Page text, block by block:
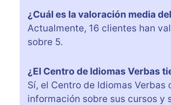
¿Cuál es la valoración media
Actualmente, 16 clientes han
sobre 5.
¿El Centro de Idiomas Verbas
Sí, el Centro de Idiomas
información sobre sus cursos y